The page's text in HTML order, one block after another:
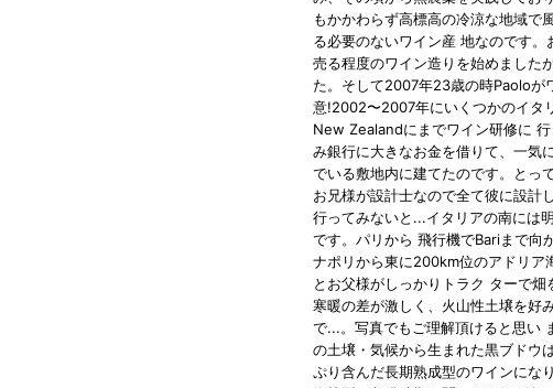
もかかわらず高標高の冷涼な地域で
る必要のないワイン産 地なのです
売る程度のワイン造りを始めました
た。そして2007年23歳の時Paoloが
意!2002〜2007年にいくつかのイタ
New Zealandにまでワイン研修に
み銀行に大きなお金を借りて、一気
でいる敷地内に建てたのです。とっ
お兄様が設計士なので全て彼に設計
行ってみないと...イタリアの南には
です。パリから 飛行機でBariまで向
ナポリから東に200km位のアドリア
とお父様がしっかりトラク ターで
寒暖の差が激しく、火山性土壌を好
で...。写真でもご理解頂けると思い
の土壌・気候から生まれた黒ブドウ
ぷり含んだ長期熟成型のワインにな